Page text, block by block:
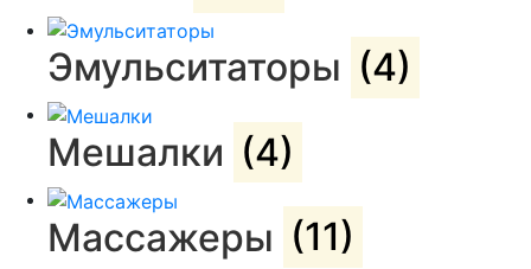
Эмульситаторы (4)
Мешалки (4)
Массажеры (11)